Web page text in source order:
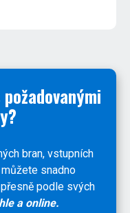
bran, vstupních
snadno
podle svých
a online.